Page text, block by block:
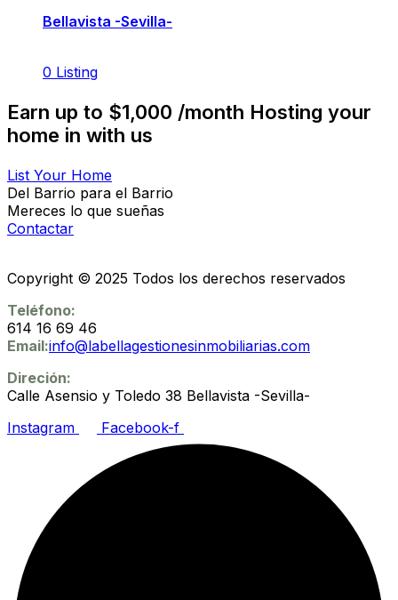
Bellavista -Sevilla-
0 Listing
Earn up to $1,000 /month Hosting your
home in with us
List Your Home
Del Barrio para el Barrio
Mereces lo que sueñas
Contactar
Copyright © 2025 Todos los derechos reservados
Teléfono:
614 16 69 46
Email:info@labellagestionesinmobiliarias.com
Direción:
Calle Asensio y Toledo 38 Bellavista -Sevilla-
Instagram
Facebook-f